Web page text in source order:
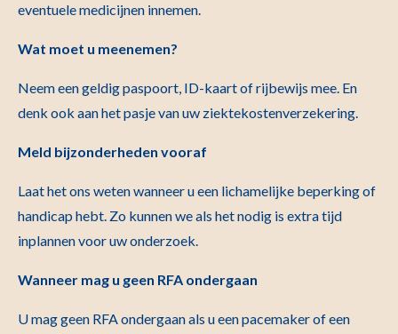
eventuele medicijnen innemen.
Wat moet u meenemen?
Neem een geldig paspoort, ID-kaart of rijbewijs mee. En
denk ook aan het pasje van uw ziektekostenverzekering.
Meld bijzonderheden vooraf
Laat het ons weten wanneer u een lichamelijke beperking of
handicap hebt. Zo kunnen we als het nodig is extra tijd
inplannen voor uw onderzoek.
Wanneer mag u geen RFA ondergaan
U mag geen RFA ondergaan als u een pacemaker of een